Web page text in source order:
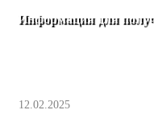
Информация для
12.02.2025